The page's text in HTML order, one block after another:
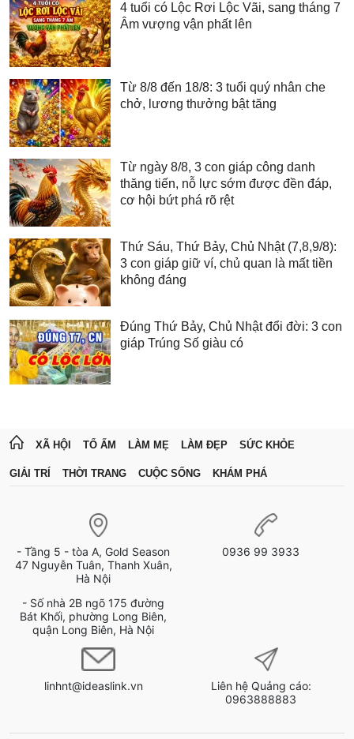
4 tuổi có Lộc Rơi Lộc Vãi, sang tháng 7
Âm vượng vận phất lên
Từ 8/8 đến 18/8: 3 tuổi quý nhân che
chở, lương thưởng bật tăng
Từ ngày 8/8, 3 con giáp công danh
thăng tiến, nỗ lực sớm được đền đáp,
cơ hội bứt phá rõ rệt
Thứ Sáu, Thứ Bảy, Chủ Nhật (7,8,9/8):
3 con giáp giữ ví, chủ quan là mất tiền
không đáng
Đúng Thứ Bảy, Chủ Nhật đổi đời: 3 con
giáp Trúng Số giàu có
XÃ HỘI TỔ ẤM LÀM MẸ LÀM ĐẸP SỨC KHỎE
GIẢI TRÍ THỜI TRANG CUỘC SỐNG KHÁM PHÁ
- Tầng 5 - tòa A, Gold Season
47 Nguyễn Tuân, Thanh Xuân,
Hà Nội
- Số nhà 2B ngõ 175 đường
Bát Khối, phường Long Biên,
quận Long Biên, Hà Nội
0936 99 3933
linhnt@ideaslink.vn
Liên hệ Quảng cáo:
0963888883